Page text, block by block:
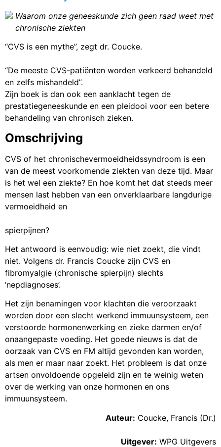
Waarom onze geneeskunde zich geen raad weet met
chronische ziekten
“CVS is een mythe”, zegt dr. Coucke.
“De meeste CVS-patiënten worden verkeerd behandeld
en zelfs mishandeld”.
Zijn boek is dan ook een aanklacht tegen de
prestatiegeneeskunde en een pleidooi voor een betere
behandeling van chronisch zieken.
Omschrijving
CVS of het chronischevermoeidheidssyndroom is een
van de meest voorkomende ziekten van deze tijd. Maar
is het wel een ziekte? En hoe komt het dat steeds meer
mensen last hebben van een onverklaarbare langdurige
vermoeidheid en
spierpijnen?
Het antwoord is eenvoudig: wie niet zoekt, die vindt
niet. Volgens dr. Francis Coucke zijn CVS en
fibromyalgie (chronische spierpijn) slechts
‘nepdiagnoses’.
Het zijn benamingen voor klachten die veroorzaakt
worden door een slecht werkend immuunsysteem, een
verstoorde hormonenwerking en zieke darmen en/of
onaangepaste voeding. Het goede nieuws is dat de
oorzaak van CVS en FM altijd gevonden kan worden,
als men er maar naar zoekt. Het probleem is dat onze
artsen onvoldoende opgeleid zijn en te weinig weten
over de werking van onze hormonen en ons
immuunsysteem.
Auteur: Coucke, Francis (Dr.)
Uitgever: WPG Uitgevers